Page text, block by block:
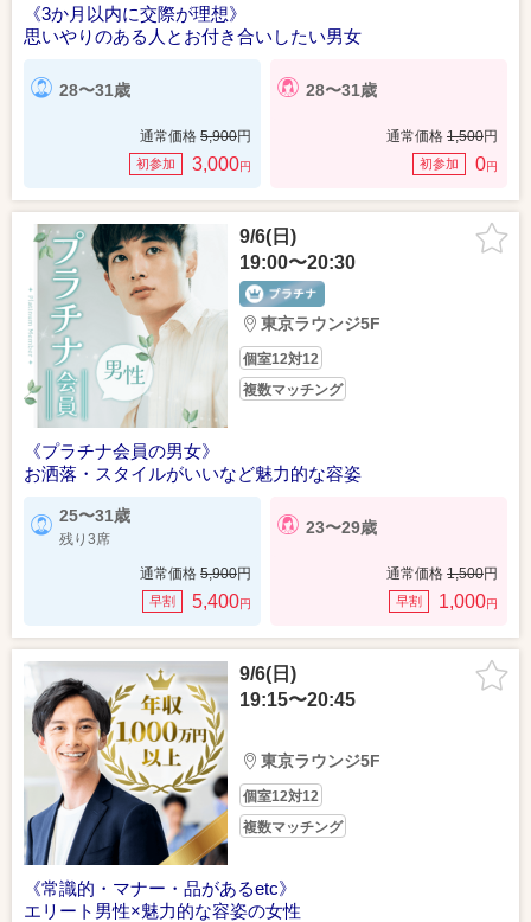
《3か月以内に交際が理想》
思いやりのある人とお付き合いしたい男女
28〜31歳
通常価格 5,900円
初参加 3,000円
28〜31歳
通常価格 1,500円
初参加 0円
9/6(日)
19:00〜20:30
東京ラウンジ5F
個室12対12
複数マッチング
《プラチナ会員の男女》
お洒落・スタイルがいいなど魅力的な容姿
25〜31歳
残り3席
通常価格 5,900円
早割 5,400円
23〜29歳
通常価格 1,500円
早割 1,000円
9/6(日)
19:15〜20:45
東京ラウンジ5F
個室12対12
複数マッチング
《常識的・マナー・品があるetc》
エリート男性×魅力的な容姿の女性